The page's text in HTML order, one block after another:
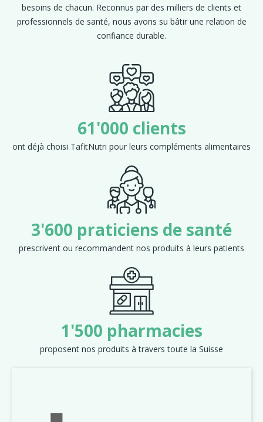
besoins de chacun. Reconnus par des milliers de clients et
professionnels de santé, nous avons su bâtir une relation de
confiance durable.
61'000 clients
ont déjà choisi TafitNutri pour leurs compléments alimentaires
3'600 praticiens de santé
prescrivent ou recommandent nos produits à leurs patients
1'500 pharmacies
proposent nos produits à travers toute la Suisse